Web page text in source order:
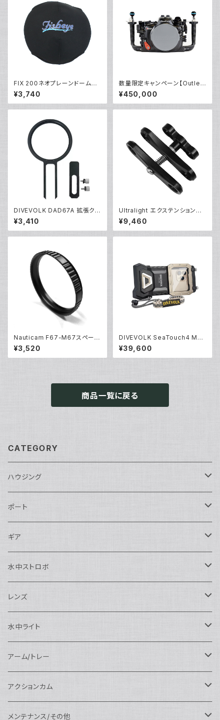
FIX 200ネオプレーンドームカ
バーII [21490]
¥3,740
数量限定キャンペーン【Outlet/
展示使用品】Nauticam R5ハウ
ジング バキュームバルブ付き
¥450,000
DIVEVOLK DAD67A 拡張クラ
ンプアダプター [21687/2168
8]
¥3,410
Ultralight エクステンションク
ランプ [40237]
¥9,460
Nauticam F67-M67スペーサ
ーリング [部品]
¥3,520
DIVEVOLK SeaTouch4 Max
Plus [10570]
¥39,600
商品一覧に戻る
CATEGORY
ハウジング
Nikon用
Nauticam
SEA&SEA
Canon用
Nauticam
SEA&SEA
Sony用
Nautciam
SEA&SEA
OM SYSTEM用
Nauticam
AOI
Panasonic用
Nauticam
FUJIFILM用
Nauticam
Nauticam
Nikon用
SEA&SEA
ポート
Nauticam
N120ドームポート
N120マクロポート
SEA&SEA
ドームポート
マクロポート
AOI
ドームポート
フラットポート
FIX
アクセサリー
Athena
ドームポート
ギア
AOI
OM SYSTEM用
Nauticam
SEA&SEA
水中ストロボ
SEA&SEA
アクセサリー
AOI
アクセサリー
アクセサリー
weefine
アクセサリー
レンズ
マクロコンバージョンレンズ
Nauticam
AOI
ワイドコンバージョンレンズ
Nauticam
AOI
ワイドアングルコンバージョンポート
Nauticam
レンズオプション
水中ライト
大光量 3000ルーメン以上
リングライト
FIX
アーム/トレー
アーム
SEA&SEA
フロートアーム
アクションカム
レンズ
メンテナンス/その他